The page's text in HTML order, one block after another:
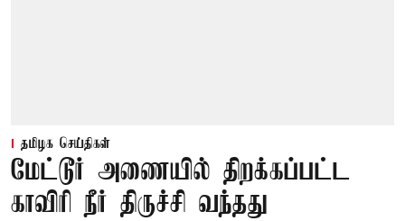
தமிழக செய்திகள்
மேட்டூர் அணையில் திறக்கப்பட்ட
காவிரி நீர் திருச்சி வந்தது